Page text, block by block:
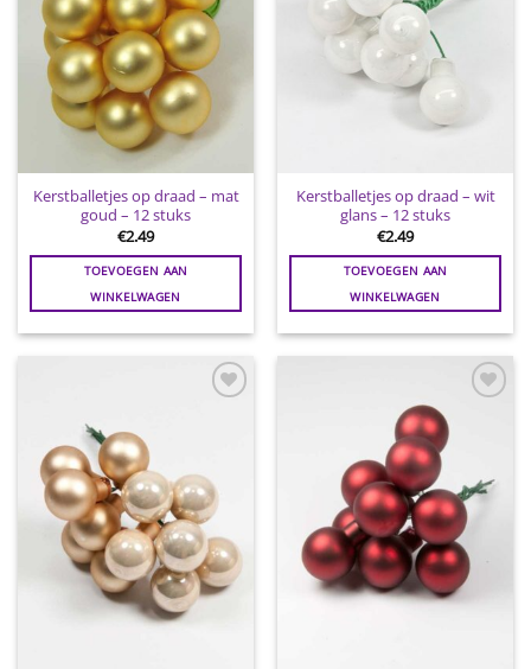
Kerstballetjes op draad – mat
goud – 12 stuks
€2.49
TOEVOEGEN AAN
WINKELWAGEN
Kerstballetjes op draad – wit
glans – 12 stuks
€2.49
TOEVOEGEN AAN
WINKELWAGEN
Toevoegen
wenslijst